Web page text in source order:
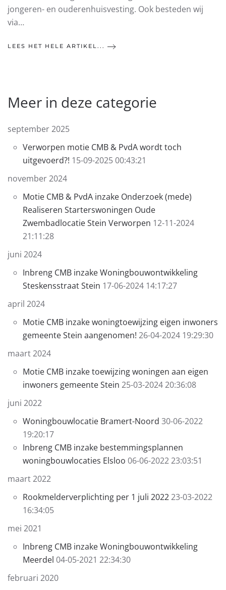
jongeren- en ouderenhuisvesting. Ook besteden wij
via…
LEES HET HELE ARTIKEL...
Meer in deze categorie
september 2025
Verworpen motie CMB & PvdA wordt toch
uitgevoerd?! 15-09-2025 00:43:21
november 2024
Motie CMB & PvdA inzake Onderzoek (mede)
Realiseren Starterswoningen Oude
Zwembadlocatie Stein Verworpen 12-11-2024
21:11:28
juni 2024
Inbreng CMB inzake Woningbouwontwikkeling
Steskensstraat Stein 17-06-2024 14:17:27
april 2024
Motie CMB inzake woningtoewijzing eigen inwoners
gemeente Stein aangenomen! 26-04-2024 19:29:30
maart 2024
Motie CMB inzake toewijzing woningen aan eigen
inwoners gemeente Stein 25-03-2024 20:36:08
juni 2022
Woningbouwlocatie Bramert-Noord 30-06-2022
19:20:17
Inbreng CMB inzake bestemmingsplannen
woningbouwlocaties Elsloo 06-06-2022 23:03:51
maart 2022
Rookmelderverplichting per 1 juli 202223-03-2022
16:34:05
mei 2021
Inbreng CMB inzake Woningbouwontwikkeling
Meerdel 04-05-2021 22:34:30
februari 2020